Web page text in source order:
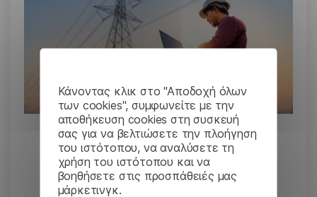
Κάνοντας κλικ στο "Αποδοχή όλων
των cookies", συμφωνείτε με την
αποθήκευση cookies στη συσκευή
σας για να βελτιώσετε την πλοήγηση
του ιστότοπου, να αναλύσετε τη
χρήση του ιστότοπου και να
βοηθήσετε στις προσπάθειές μας
μάρκετινγκ.
Rolls-Royce:
αποτελεσματική και
αξιόπιστη μετάφραση